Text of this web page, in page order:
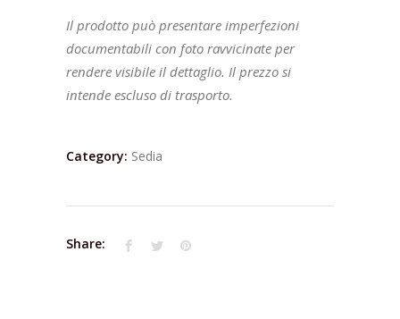
Il prodotto può presentare imperfezioni
documentabili con foto ravvicinate per
rendere visibile il dettaglio. Il prezzo si
intende escluso di trasporto.
Category: Sedia
Share: